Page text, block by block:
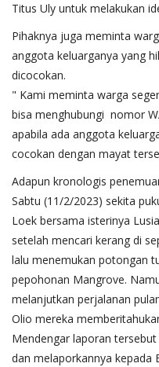
Titus Uly untuk melakukan
Pihaknya juga meminta
anggota keluarganya yang
dicocokan.
" Kami meminta warga
bisa menghubungi nomor
apabila ada anggota
cocokan dengan mayat
Adapun kronologis
Sabtu (11/2/2023) sekita
Loek bersama isterinya
setelah mencari kerang di
lalu menemukan potongan
pepohonan Mangrove.
melanjutkan perjalanan
Olio mereka
Mendengar laporan
dan melaporkannya kepada